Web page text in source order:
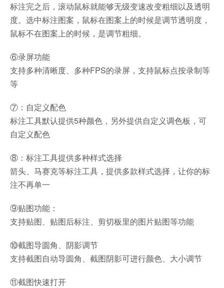
标注完之后，滚动鼠标就能够无级变速改变粗细以及透明
度。选中标注图案，鼠标在图案上的时候是调节透明度，
鼠标不在图案上的时候，是调节粗细。
⑥录屏功能
支持多种清晰度、多种FPS的录屏，支持鼠标点按录制等
等
⑦：自定义配色
标注工具默认提供5种颜色，另外提供自定义调色板，可
自定义配色
⑧：标注工具提供多种样式选择
箭头、马赛克等标注工具，提供多款样式选择，让你的标
注不再单一
⑨贴图功能：
支持贴图、贴图后标注、剪切板里的图片贴图等功能
⑩截图导圆角、阴影调节
支持截图自动导圆角、截图阴影可进行颜色、大小调节
⑪截图快速打开